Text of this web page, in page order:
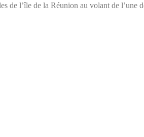
de l’île de la Réunion au volant de l’une